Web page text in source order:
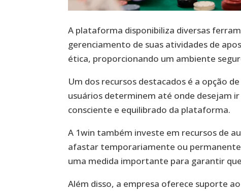
A plataforma disponibiliza diversas
gerenciamento de suas atividades de
ética, proporcionando um ambiente
Um dos recursos destacados é a opção
usuários determinem até onde desejam
consciente e equilibrado da plataforma.
A 1win também investe em recursos de
afastar temporariamente ou
uma medida importante para garantir
Além disso, a empresa oferece suporte